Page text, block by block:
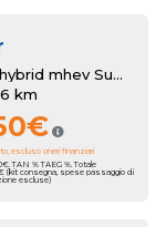
1.2 turbo e-hybrid mhev Summit fwd 110cv edct6
km
escluso oneri finanziari
TAN % TAEG %. Totale
(kit consegna, spese passaggio di
escluse)